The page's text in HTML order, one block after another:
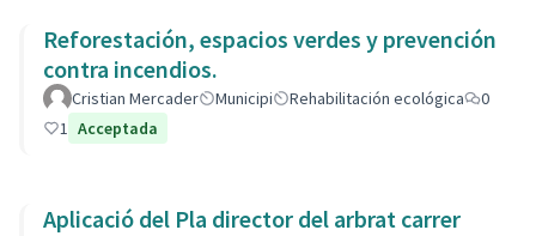
Reforestación, espacios verdes y prevención
contra incendios.
Cristian Mercader Municipi Rehabilitación ecológica
0
1 Acceptada
Aplicació del Pla director del arbrat carrer